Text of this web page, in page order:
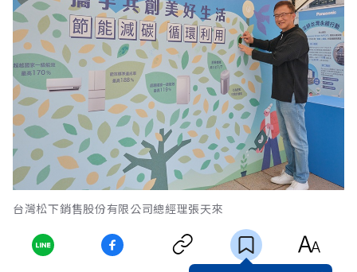
台灣松下銷售股份有限公司總經理張天來